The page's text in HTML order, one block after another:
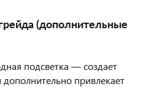
(дополнительные
подсветка — создает
привлекает